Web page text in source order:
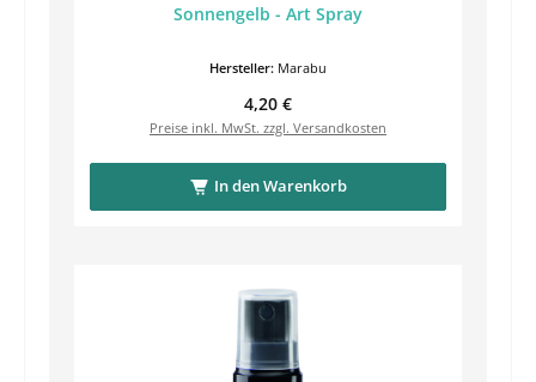
Sonnengelb - Art Spray
Hersteller: Marabu
Regulärer Preis:
4,20 €
Preise inkl. MwSt. zzgl. Versandkosten
In den Warenkorb